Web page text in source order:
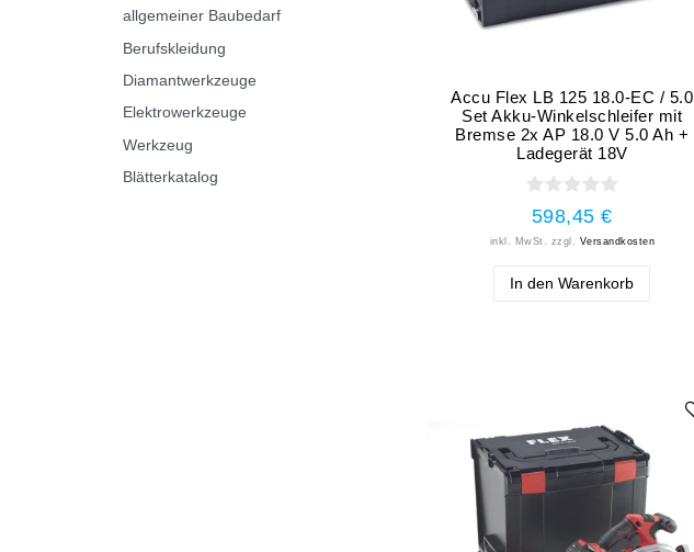
allgemeiner Baubedarf
Berufskleidung
Diamantwerkzeuge
Elektrowerkzeuge
Werkzeug
Blätterkatalog
Accu Flex LB 125 18.0-EC / 5.0
Set Akku-Winkelschleifer mit
Bremse 2x AP 18.0 V 5.0 Ah +
Ladegerät 18V
598,45 €
inkl. MwSt. zzgl. Versandkosten
In den Warenkorb